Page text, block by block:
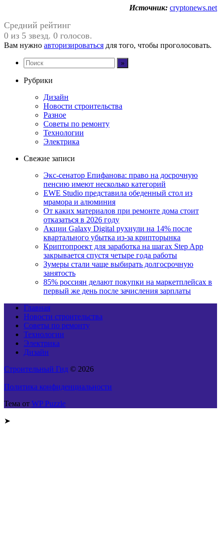
Источник: cryptonews.net
Средний рейтинг
0 из 5 звезд. 0 голосов.
Вам нужно авторизироваться для того, чтобы проголосовать.
Рубрики
Дизайн
Новости строительства
Разное
Советы по ремонту
Технологии
Электрика
Свежие записи
Экс-сенатор Епифанова: право на досрочную
пенсию имеют несколько категорий
EWE Studio представила обеденный стол из
мрамора и алюминия
От каких материалов при ремонте дома стоит
отказаться в 2026 году
Акции Galaxy Digital рухнули на 14% после
квартального убытка из-за крипторынка
Криптопроект для заработка на шагах Step App
закрывается спустя четыре года работы
Зумеры стали чаще выбирать долгосрочную
занятость
85% россиян делают покупки на маркетплейсах в
первый же день после зачисления зарплаты
Главная
Новости строительства
Советы по ремонту
Технологии
Электрика
Дизайн
Строительный Гид © 2026
Политика конфиденциальности
Тема от WP Puzzle
➤